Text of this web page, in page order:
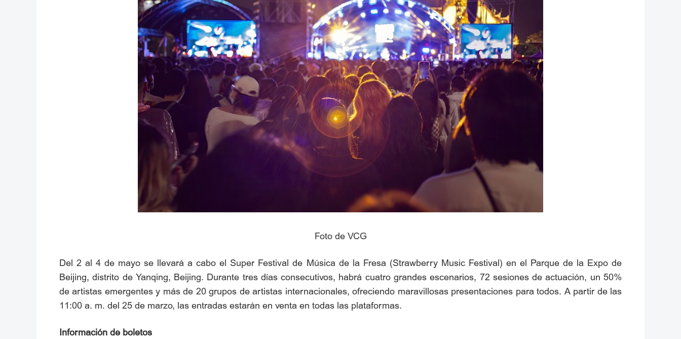
Foto de VCG
Del 2 al 4 de mayo se llevará a cabo el Super Festival de Música de la Fresa (Strawberry Music Festival) en el Parque de la Expo de
Beijing, distrito de Yanqing, Beijing. Durante tres días consecutivos, habrá cuatro grandes escenarios, 72 sesiones de actuación, un 50%
de artistas emergentes y más de 20 grupos de artistas internacionales, ofreciendo maravillosas presentaciones para todos. A partir de las
11:00 a. m. del 25 de marzo, las entradas estarán en venta en todas las plataformas.
Información de boletos